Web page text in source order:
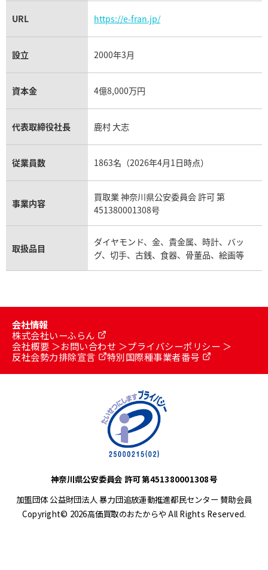
URL https://e-fran.jp/
設立 2000年3月
資本金 4億8,000万円
代表取締役社長 鹿村 大志
従業員数 1863名（2026年4月1日時点）
事業内容
買取業 神奈川県公安委員会 許可 第
451380001308号
取扱品目
ダイヤモンド、金、貴金属、時計、バッ
グ、切手、古銭、食器、骨董品、絵画等
会社情報
株式会社いーふらん
会社概要
お問い合わせ
プライバシーポリシー
反社会勢力排除宣言
特別国際種事業者番号
神奈川県公安委員会 許可 第451380001308号
加盟団体 公益財団法人 暴力団追放運動推進都民センター 賛助会員
Copyright© 2026高価買取のおたからや All Rights Reserved.